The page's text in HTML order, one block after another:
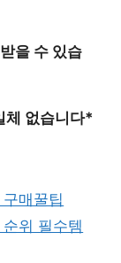
을 수 있습
체 없습니다*
매꿀팁
위 필수템